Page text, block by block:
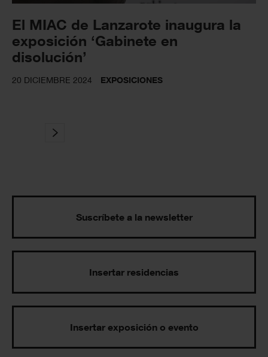
El MIAC de Lanzarote inaugura la
exposición ‘Gabinete en
disolución’
20 DICIEMBRE 2024 EXPOSICIONES
Suscríbete a la newsletter
Insertar residencias
Insertar exposición o evento